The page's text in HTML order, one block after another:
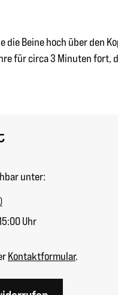
die Beine hoch über
für circa 3 Minuten fort,
unter:
Uhr
Kontaktformular.